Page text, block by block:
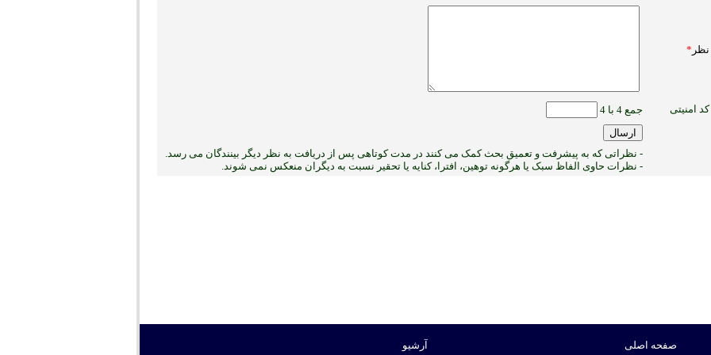
نظر *
کد امنیتی جمع 4 با 4
- نظراتی که به پیشرفت و تعمیق بحث کمک می کنند در مدت کوتاهی پس از دریافت به نظر دیگر بینندگان می رسد.
- نظرات حاوی الفاظ سبک یا هرگونه توهین، افترا، کنایه یا تحقیر نسبت به دیگران منعکس نمی ‏شوند.
صفحه اصلی آرشیو